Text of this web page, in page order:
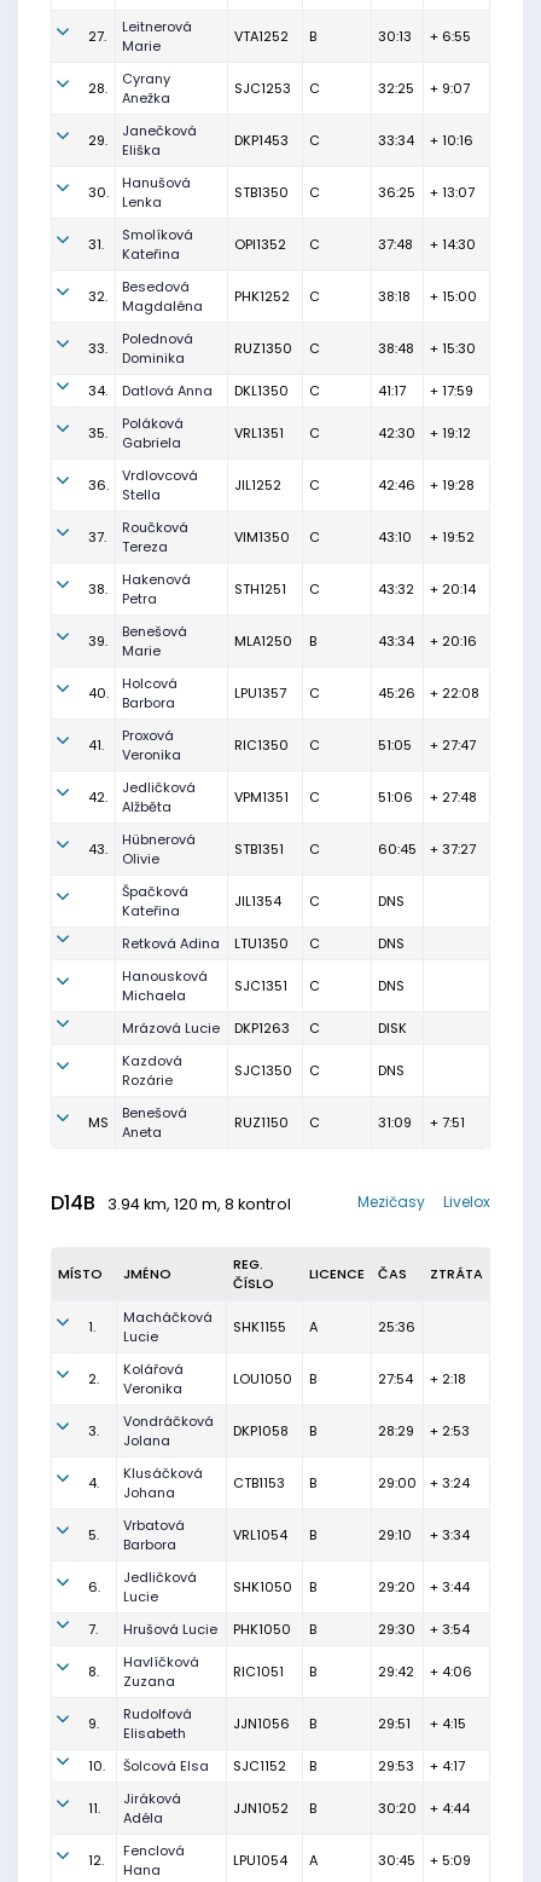
27.
Leitnerová
Marie
VTA1252 B 30:13 + 6:55
28.
Cyrany
Anežka
SJC1253 C 32:25 + 9:07
29.
Janečková
Eliška
DKP1453 C 33:34 + 10:16
30.
Hanušová
Lenka
STB1350 C 36:25 + 13:07
31.
Smolíková
Kateřina
OPI1352 C 37:48 + 14:30
32.
Besedová
Magdaléna
PHK1252 C 38:18 + 15:00
33.
Polednová
Dominika
RUZ1350 C 38:48 + 15:30
34. Datlová Anna DKL1350 C 41:17 + 17:59
35.
Poláková
Gabriela
VRL1351 C 42:30 + 19:12
36.
Vrdlovcová
Stella
JIL1252 C 42:46 + 19:28
37.
Roučková
Tereza
VIM1350 C 43:10 + 19:52
38.
Hakenová
Petra
STH1251 C 43:32 + 20:14
39.
Benešová
Marie
MLA1250 B 43:34 + 20:16
40.
Holcová
Barbora
LPU1357 C 45:26 + 22:08
41.
Proxová
Veronika
RIC1350 C 51:05 + 27:47
42.
Jedličková
Alžběta
VPM1351 C 51:06 + 27:48
43.
Hübnerová
Olivie
STB1351 C 60:45 + 37:27
Špačková
Kateřina
JIL1354 C DNS
Retková Adina LTU1350 C
DNS
Hanousková
Michaela
SJC1351 C DNS
Mrázová Lucie DKP1263 C
DISK
Kazdová
Rozárie
SJC1350 C DNS
MS
Benešová
Aneta
RUZ1150 C 31:09 + 7:51
D14B 3.94 km, 120 m, 8 kontrol Livelox
Mezičasy
MÍSTO JMÉNO
REG.
ČÍSLO
LICENCE ČAS ZTRÁTA
1.
Macháčková
Lucie
SHK1155 A 25:36
2.
Kolářová
Veronika
LOU1050 B 27:54 + 2:18
3.
Vondráčková
Jolana
DKP1058 B 28:29 + 2:53
4.
Klusáčková
Johana
CTB1153 B 29:00 + 3:24
5.
Vrbatová
Barbora
VRL1054 B 29:10 + 3:34
6.
Jedličková
Lucie
SHK1050 B 29:20 + 3:44
7. Hrušová Lucie PHK1050 B 29:30 + 3:54
8.
Havlíčková
Zuzana
RIC1051 B 29:42 + 4:06
9.
Rudolfová
Elisabeth
JJN1056 B 29:51 + 4:15
10. Šolcová Elsa SJC1152 B 29:53 + 4:17
11.
Jiráková
Adéla
JJN1052 B 30:20 + 4:44
12.
Fenclová
Hana
LPU1054 A 30:45 + 5:09